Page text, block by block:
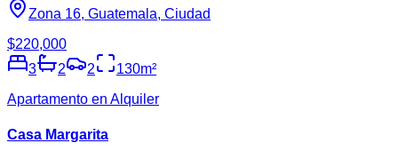
Zona 16, Guatemala, Ciudad
$220,000
3
2 2 130m²
Apartamento en Alquiler
Casa Margarita